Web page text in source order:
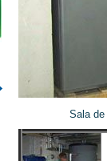
Sala